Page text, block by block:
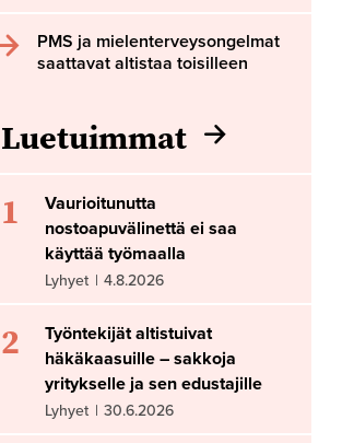
PMS ja mielenterveysongelmat
saattavat altistaa toisilleen
Luetuimmat
1
Vaurioitunutta
nostoapuvälinettä ei saa
käyttää työmaalla
Lyhyet | 4.8.2026
2
Työntekijät altistuivat
häkäkaasuille – sakkoja
yritykselle ja sen edustajille
Lyhyet | 30.6.2026